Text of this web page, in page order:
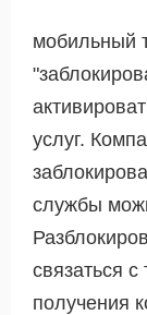
мобильный
услуг.
службы
связаться
получения